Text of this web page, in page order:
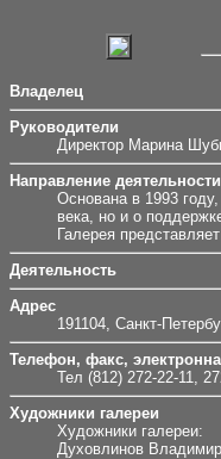
Владелец
Руководители
Директор Марина
Направление деятельности
Основана в 1993
века, но и о
Галерея
Деятельность
Адрес
191104, Санкт-
Телефон, факс,
Тел (812) 272-22-11,
Художники галереи
Художники галереи:
Духовлинов